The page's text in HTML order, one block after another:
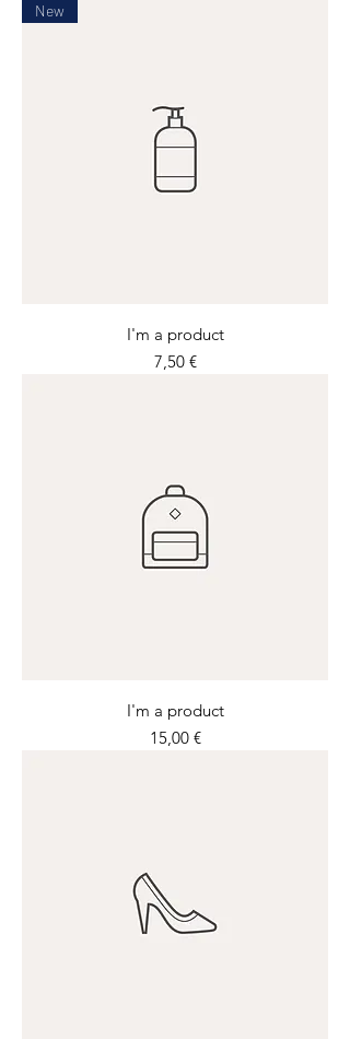
New
I'm a product
Prix
7,50 €
I'm a product
Prix
15,00 €